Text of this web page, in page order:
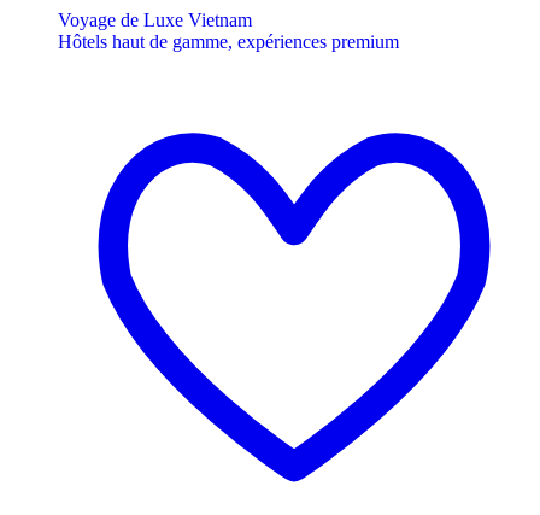
Voyage de Luxe Vietnam
Hôtels haut de gamme, expériences premium